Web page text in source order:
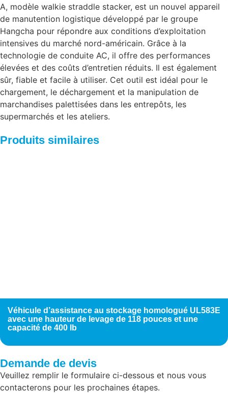
A, modèle walkie straddle stacker, est un nouvel appareil
de manutention logistique développé par le groupe
Hangcha pour répondre aux conditions d’exploitation
intensives du marché nord-américain. Grâce à la
technologie de conduite AC, il offre des performances
élevées et des coûts d’entretien réduits. Il est également
sûr, fiable et facile à utiliser. Cet outil est idéal pour le
chargement, le déchargement et la manipulation de
marchandises palettisées dans les entrepôts, les
supermarchés et les ateliers.
Produits similaires
Véhicule d’assistance au stockage homologué UL583E
avec une hauteur de levage de 118 pouces et une
capacité de 400 lb
Demande de devis
Veuillez remplir le formulaire ci-dessous et nous vous
contacterons pour les prochaines étapes.